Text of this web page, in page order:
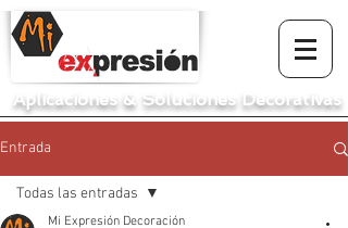
Aplicaciones & Soluciones Decorativas
Entrada
Todas las entradas
Mi Expresión Decoración